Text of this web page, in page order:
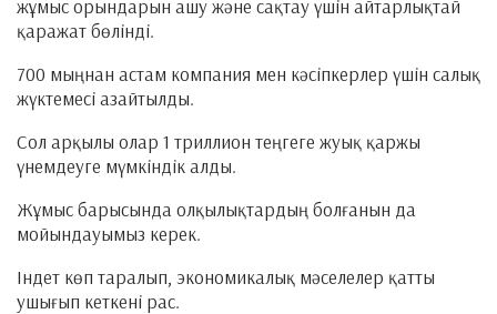
жұмыс орындарын ашу және сақтау үшін айтарлықтай
қаражат бөлінді.
700 мыңнан астам компания мен кәсіпкерлер үшін салық
жүктемесі азайтылды.
Сол арқылы олар 1 триллион теңгеге жуық қаржы
үнемдеуге мүмкіндік алды.
Жұмыс барысында олқылықтардың болғанын да
мойындауымыз керек.
Індет көп таралып, экономикалық мәселелер қатты
ушығып кеткені рас.